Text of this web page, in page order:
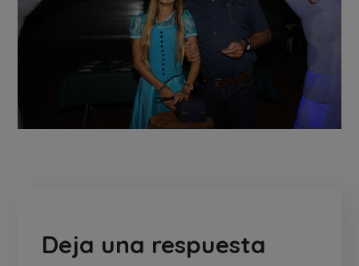
Deja una respuesta